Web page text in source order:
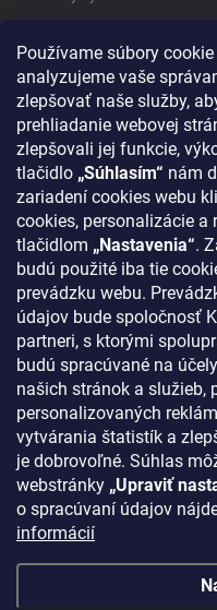
Používame súbory
analyzujeme vaše
zlepšovať naše služby,
prehliadanie webovej
zlepšovali jej funkcie,
tlačidlo „Súhlasím“ nám
zariadení cookies webu
cookies, personalizácie
tlačidlom „Nastavenia“.
budú použité iba tie
prevádzku webu.
údajov bude spoločnosť
partneri, s ktorými
budú spracúvané na
našich stránok a služieb,
personalizovaných
vytvárania štatistík a
je dobrovoľné. Súhlas
webstránky „Upraviť
o spracúvaní údajov
informácií
Blog - najnovšie články
Obchodné podmienky
Podmienky ochrany
Odstúpenie od zmluvy
Kontakty
KONTAKT
klima@klimapreteba.sk
0907 044 080
https://
klimapreteba
https://